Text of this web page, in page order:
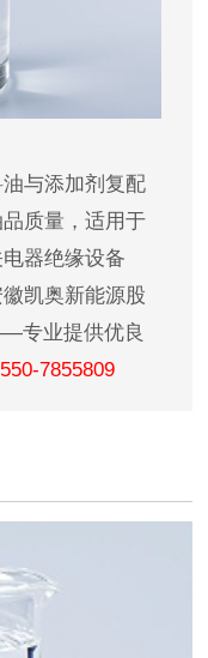
与添加剂复配
质量，适用于
器绝缘设备
凯奥新能源股
专业提供优良
7855809